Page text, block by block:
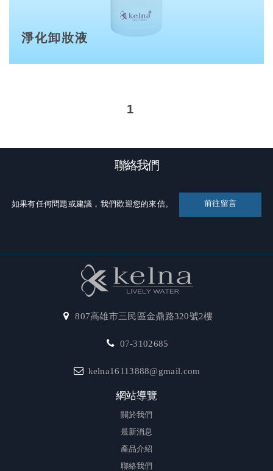
淨化卸妝液
1
聯絡我們
如果有任何問題或建議，我們歡迎您的來信。 前往留言
807高雄市三民區金鼎路320號2樓
07-3102685
kelna16113888@gmail.com
網站導覽
關於我們
最新消息
產品介紹
聯絡我們